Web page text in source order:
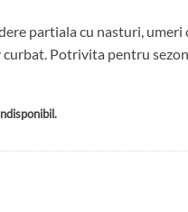
partiala cu nasturi, umeri
Potrivita pentru